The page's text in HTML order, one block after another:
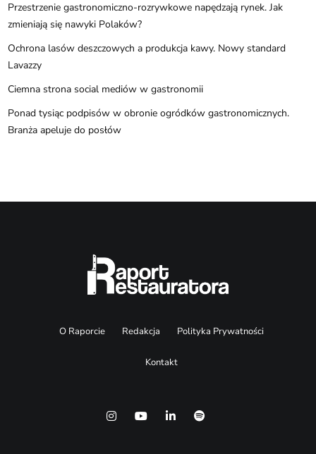
Przestrzenie gastronomiczno-rozrywkowe napędzają rynek. Jak
zmieniają się nawyki Polaków?
Ochrona lasów deszczowych a produkcja kawy. Nowy standard
Lavazzy
Ciemna strona social mediów w gastronomii
Ponad tysiąc podpisów w obronie ogródków gastronomicznych.
Branża apeluje do posłów
O Raporcie Redakcja Polityka Prywatności
Kontakt